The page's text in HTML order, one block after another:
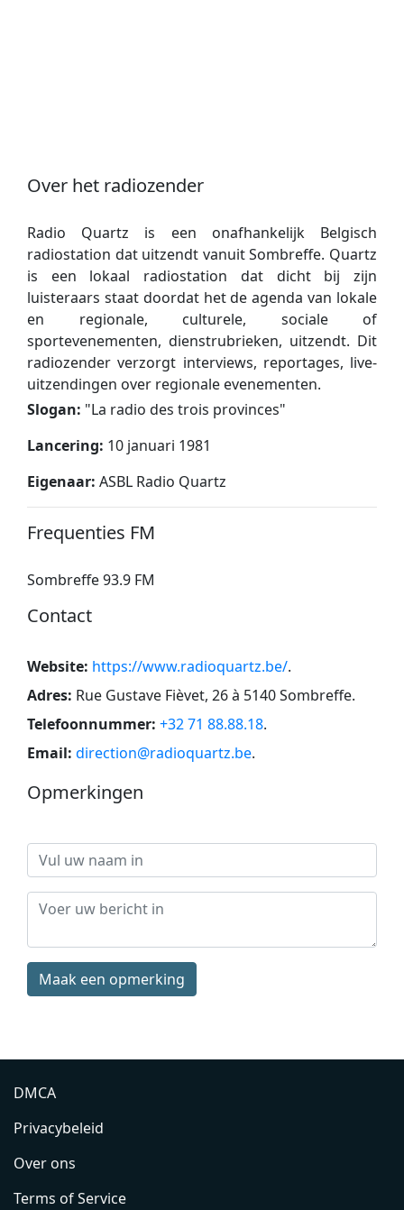
Over het radiozender
Radio Quartz is een onafhankelijk Belgisch
radiostation dat uitzendt vanuit Sombreffe. Quartz
is een lokaal radiostation dat dicht bij zijn
luisteraars staat doordat het de agenda van lokale
en regionale, culturele, sociale of
sportevenementen, dienstrubrieken, uitzendt. Dit
radiozender verzorgt interviews, reportages, live-
uitzendingen over regionale evenementen.
Slogan: "La radio des trois provinces"
Lancering: 10 januari 1981
Eigenaar: ASBL Radio Quartz
Frequenties FM
Sombreffe 93.9 FM
Contact
Website: https://www.radioquartz.be/.
Adres: Rue Gustave Fièvet, 26 à 5140 Sombreffe.
Telefoonnummer: +32 71 88.88.18.
Email: direction@radioquartz.be.
Opmerkingen
Maak een opmerking
DMCA
Privacybeleid
Over ons
Terms of Service